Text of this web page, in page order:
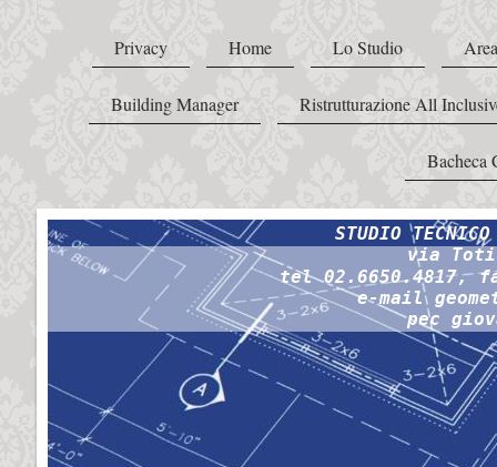
Privacy Home Lo Studio
Building Manager Ristrutturazione All
Bacheca
STUDIO TECNICO
via Toti
tel 02.6650.4817,
e-mail
pec